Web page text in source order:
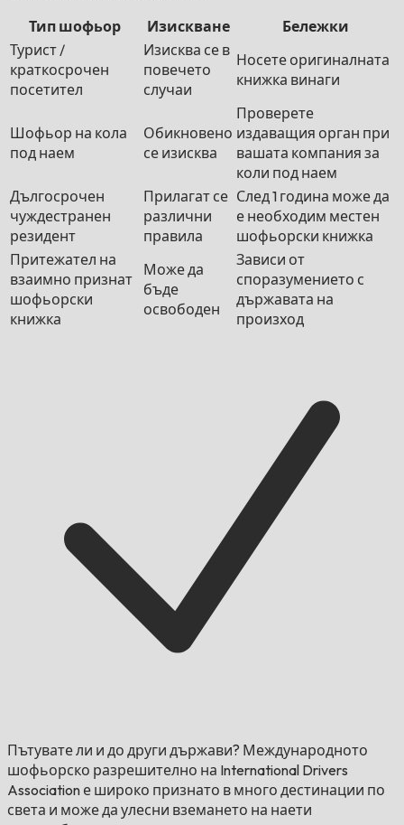
Тип шофьор Изискване
Бележки
Турист /
краткосрочен
посетител
Изисква се в
повечето
случаи
Носете оригиналната
книжка винаги
Шофьор на кола
под наем
Обикновено
се изисква
Проверете
издаващия орган при
вашата компания за
коли под наем
Дългосрочен
чуждестранен
резидент
Прилагат се
различни
правила
След 1 година може да
е необходим местен
шофьорски книжка
Притежател на
взаимно признат
шофьорски
книжка
Може да
бъде
освободен
Зависи от
споразумението с
държавата на
произход
Пътувате ли и до други държави? Международното
шофьорско разрешително на International Drivers
Association е широко признато в много дестинации по
света и може да улесни вземането на наети